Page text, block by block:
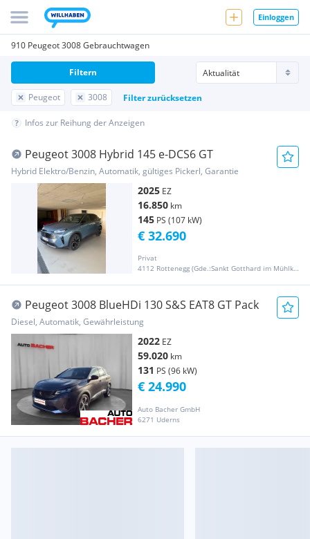
Einloggen
910 Peugeot 3008 Gebrauchtwagen
Peugeot 3008 Filter zurücksetzen
Filtern
Infos zur Reihung der Anzeigen
Peugeot 3008 Hybrid 145 e-DCS6 GT
Hybrid Elektro/Benzin, Automatik, gültiges Pickerl, Garantie
2025 EZ
16.850 km
145 PS (107 kW)
Privat
4112 Rottenegg (Gde.:Sankt Gotthard im Mühlkreis)
€ 32.690
Peugeot 3008 BlueHDi 130 S&S EAT8 GT Pack
Diesel, Automatik, Gewährleistung
2022 EZ
59.020 km
131 PS (96 kW)
Auto Bacher GmbH
6271 Uderns
€ 24.990